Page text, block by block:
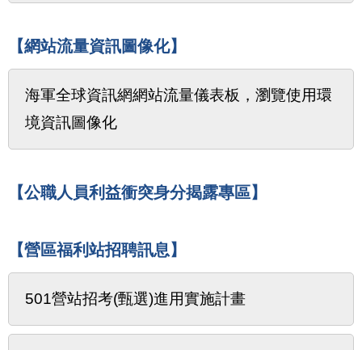
【網站流量資訊圖像化】
海軍全球資訊網網站流量儀表板，瀏覽使用環
境資訊圖像化
【公職人員利益衝突身分揭露專區】
【營區福利站招聘訊息】
501營站招考(甄選)進用實施計畫